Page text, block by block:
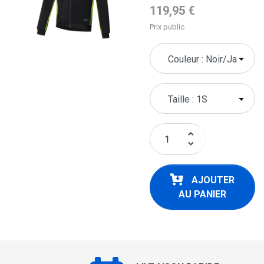
Prix de base
119,95 €
Prix public
keyboard_arrow_up
keyboard_arrow_down
AJOUTER
AU PANIER